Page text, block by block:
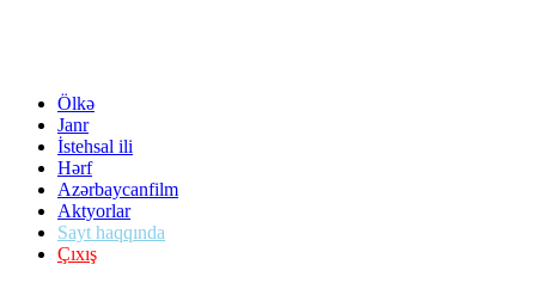
Ölkə
Janr
İstehsal ili
Hərf
Azərbaycanfilm
Aktyorlar
Sayt haqqında
Çıxış